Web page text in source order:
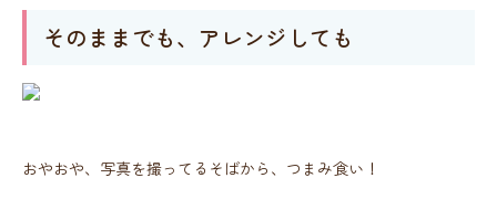
そのままでも、アレンジしても
おやおや、写真を撮ってるそばから、つまみ食い！